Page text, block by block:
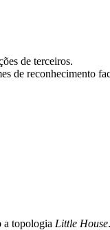
de terceiros.
de reconhecimento
a topologia Little House.